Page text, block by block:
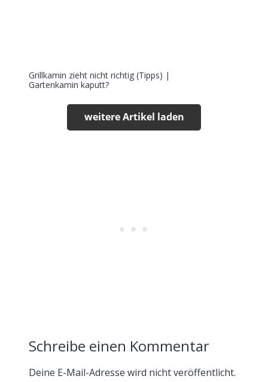
Grillkamin zieht nicht richtig (Tipps) |
Gartenkamin kaputt?
weitere Artikel laden
Schreibe einen Kommentar
Deine E-Mail-Adresse wird nicht veröffentlicht.